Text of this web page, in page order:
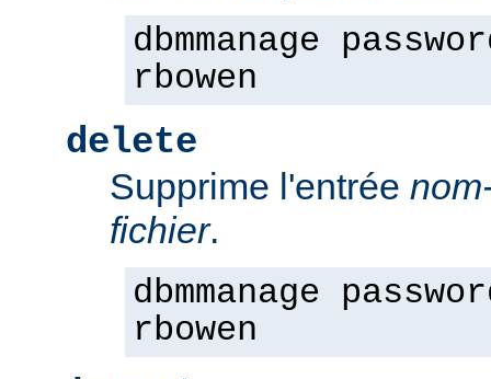
dbmmanage
rbowen
delete
Supprime l'entrée
fichier.
dbmmanage
rbowen